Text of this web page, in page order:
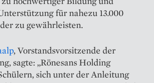
für nahezu 13.000
zu gewährleisten.
, Vorstandsvorsitzende der
sagte: „Rönesans Holding
sich unter der Anleitung